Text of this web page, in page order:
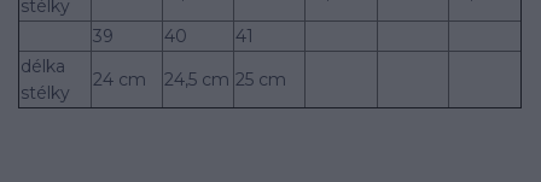
stélky
39
40
41
délka
stélky
24 cm 24,5 cm 25 cm